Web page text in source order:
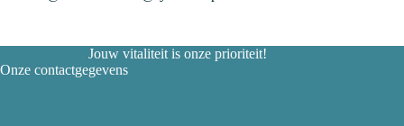
Jouw vitaliteit is onze prioriteit!
Onze contactgegevens